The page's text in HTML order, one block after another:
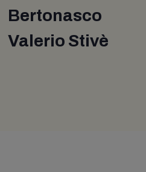
Bertonasco
Valerio Stivè